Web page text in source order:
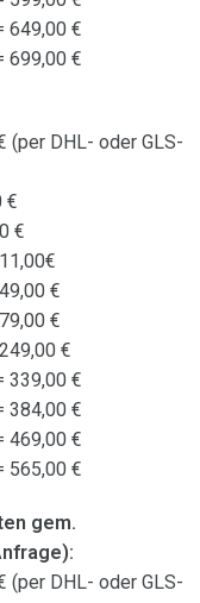
649,00 €
699,00 €
(per DHL- oder GLS-
€
€
€
€
€
339,00 €
384,00 €
469,00 €
565,00 €
gem.
(per DHL- oder GLS-